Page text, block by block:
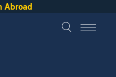
Abroad